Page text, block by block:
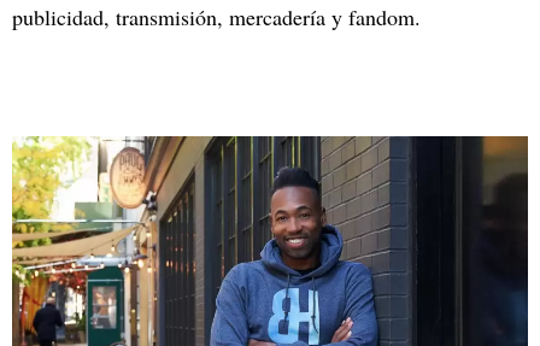
publicidad, transmisión, mercadería y fandom.